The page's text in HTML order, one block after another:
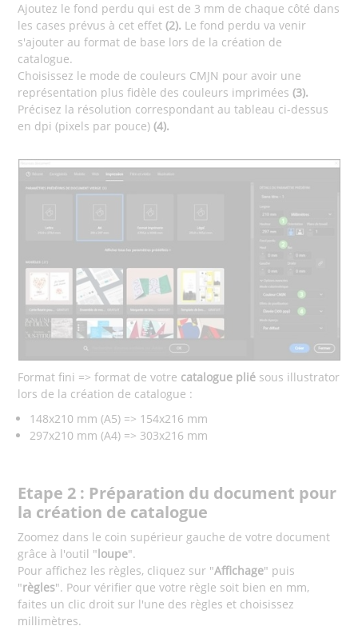
Ajoutez le fond perdu qui est de 3 mm de chaque côté dans
les cases prévus à cet effet(2). Le fond perdu va venir
s'ajouter au format de base lors de la création de
catalogue.
Choisissez le mode de couleurs CMJN pour avoir une
représentation plus fidèle des couleurs imprimées(3).
Précisez la résolution correspondant au tableau ci-dessus
en dpi (pixels par pouce)(4).
Format fini => format de votre catalogue plié sous illustrator
lors de la création de catalogue :
148x210 mm (A5) => 154x216 mm
297x210 mm (A4) => 303x216 mm
Etape 2 : Préparation du document pour
la création de catalogue
Zoomez dans le coin supérieur gauche de votre document
grâce à l'outil "loupe".
Pour affichez les règles, cliquez sur "Affichage" puis
"règles". Pour vérifier que votre règle soit bien en mm,
faites un clic droit sur l'une des règles et choisissez
millimètres.